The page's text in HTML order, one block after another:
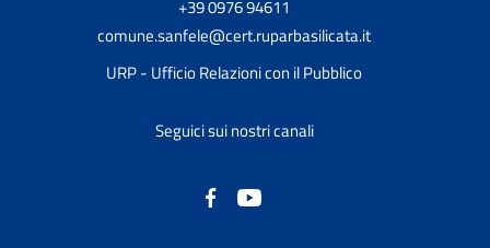
+39 0976 94611
comune.sanfele@cert.ruparbasilicata.it
URP - Ufficio Relazioni con il Pubblico
Seguici sui nostri canali